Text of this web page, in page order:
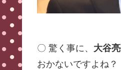
〇 驚く事に、 大谷
おかないですよね？